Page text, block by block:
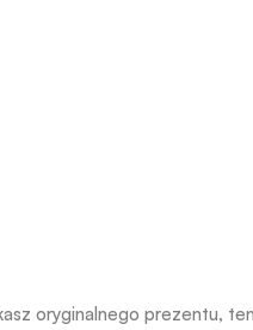
oryginalnego prezentu,